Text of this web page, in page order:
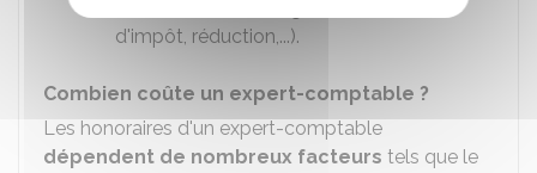
d'impôt, réduction,...).
Combien coûte un expert-comptable ?
Les honoraires d'un expert-comptable
dépendent de nombreux facteurs tels que le